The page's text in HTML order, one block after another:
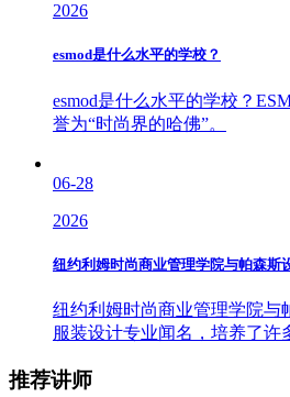
2026
esmod是什么水平的学校？
esmod是什么水平的学校？
誉为“时尚界的哈佛”。
06-28
2026
纽约利姆时尚商业管理学院与帕森斯
纽约利姆时尚商业管理学院与
服装设计专业闻名，培养了许
推荐讲师